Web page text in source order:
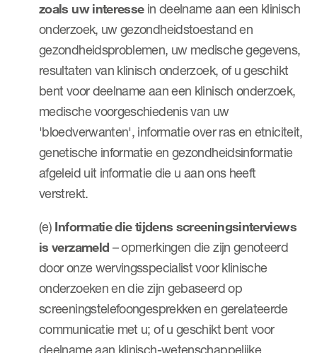
zoals uw interesse in deelname aan een klinisch
onderzoek, uw gezondheidstoestand en
gezondheidsproblemen, uw medische gegevens,
resultaten van klinisch onderzoek, of u geschikt
bent voor deelname aan een klinisch onderzoek,
medische voorgeschiedenis van uw
'bloedverwanten', informatie over ras en etniciteit,
genetische informatie en gezondheidsinformatie
afgeleid uit informatie die u aan ons heeft
verstrekt.
(e) Informatie die tijdens screeningsinterviews
is verzameld – opmerkingen die zijn genoteerd
door onze wervingsspecialist voor klinische
onderzoeken en die zijn gebaseerd op
screeningstelefoongesprekken en gerelateerde
communicatie met u; of u geschikt bent voor
deelname aan klinisch-wetenschappelijke